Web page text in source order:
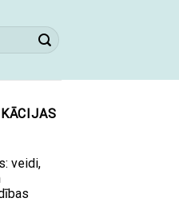
veidi,